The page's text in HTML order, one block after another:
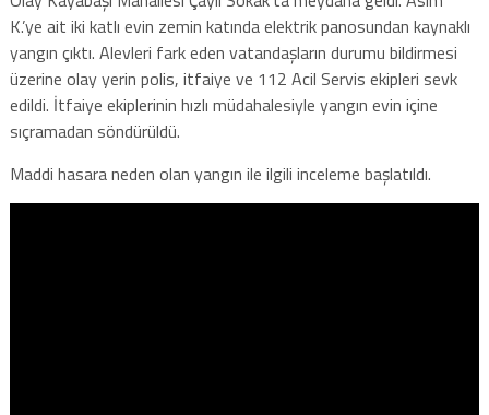
K.’ye ait iki katlı evin zemin katında elektrik panosundan kaynaklı
yangın çıktı. Alevleri fark eden vatandaşların durumu bildirmesi
üzerine olay yerin polis, itfaiye ve 112 Acil Servis ekipleri sevk
edildi. İtfaiye ekiplerinin hızlı müdahalesiyle yangın evin içine
sıçramadan söndürüldü.
Maddi hasara neden olan yangın ile ilgili inceleme başlatıldı.